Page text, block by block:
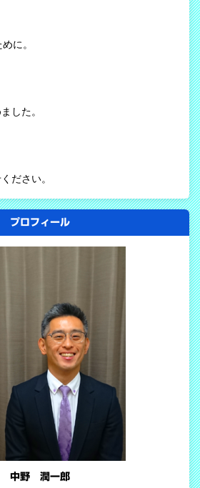
に。
した。
ださい。
プロフィール
中野 潤一郎